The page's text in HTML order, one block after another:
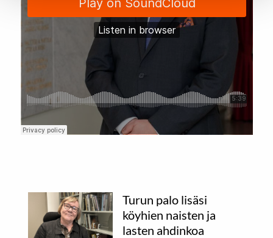
Turun palo lisäsi
köyhien naisten ja
lasten ahdinkoa